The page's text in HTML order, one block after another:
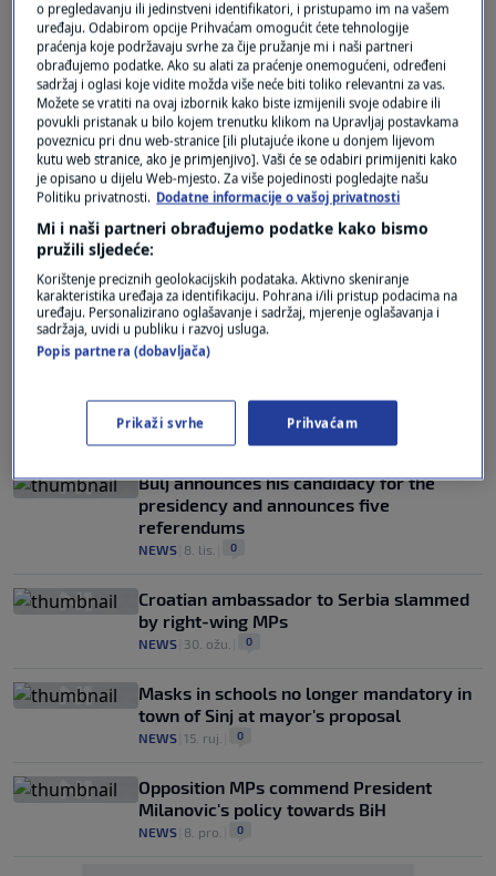
marijuana: 'Believe me, tourism in Croatia
would flourish'
NEWS|5. pro.| 0
Miro Bulj launches campaign with slogans
and a controversial Trump photo montage
NEWS| 11. stu.| 0
Oglas
Bulj announces his candidacy for the
presidency and announces five
referendums
NEWS 8. lis. 0
Croatian ambassador to Serbia slammed
by right-wing MPs
NEWS 30. ožu. 0
Masks in schools no longer mandatory in
town of Sinj at mayor's proposal
NEWS 15. ruj. 0
Opposition MPs commend President
Milanovic's policy towards BiH
NEWS 8. pro. 0
o pregledavanju ili jedinstveni identifikatori, i pristupamo im na vašem
uređaju. Odabirom opcije Prihvaćam omogućit ćete tehnologije
praćenja koje podržavaju svrhe za čije pružanje mi i naši partneri
obrađujemo podatke. Ako su alati za praćenje onemogućeni, određeni
sadržaj i oglasi koje vidite možda više neće biti toliko relevantni za vas.
Možete se vratiti na ovaj izbornik kako biste izmijenili svoje odabire ili
povukli pristanak u bilo kojem trenutku klikom na Upravljaj postavkama
poveznicu pri dnu web-stranice [ili plutajuće ikone u donjem lijevom
kutu web stranice, ako je primjenjivo]. Vaši će se odabiri primijeniti kako
je opisano u dijelu Web-mjesto. Za više pojedinosti pogledajte našu
Politiku privatnosti. Dodatne informacije o vašoj privatnosti
Mi i naši partneri obrađujemo podatke kako bismo
pružili sljedeće:
Korištenje preciznih geolokacijskih podataka. Aktivno skeniranje
karakteristika uređaja za identifikaciju. Pohrana i/ili pristup podacima na
uređaju. Personalizirano oglašavanje i sadržaj, mjerenje oglašavanja i
sadržaja, uvidi u publiku i razvoj usluga.
Popis partnera (dobavljača)
Prikaži svrhe Prihvaćam